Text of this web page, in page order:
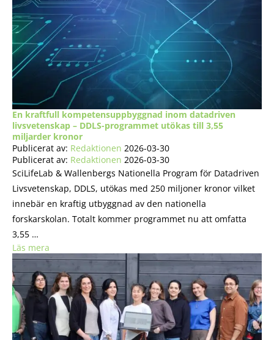
En kraftfull kompetensuppbyggnad inom datadriven
livsvetenskap – DDLS-programmet utökas till 3,55
miljarder kronor
Publicerat av: Redaktionen 2026-03-30
Publicerat av: Redaktionen 2026-03-30
SciLifeLab & Wallenbergs Nationella Program för Datadriven
Livsvetenskap, DDLS, utökas med 250 miljoner kronor vilket
innebär en kraftig utbyggnad av den nationella
forskarskolan. Totalt kommer programmet nu att omfatta
3,55 …
Läs mera